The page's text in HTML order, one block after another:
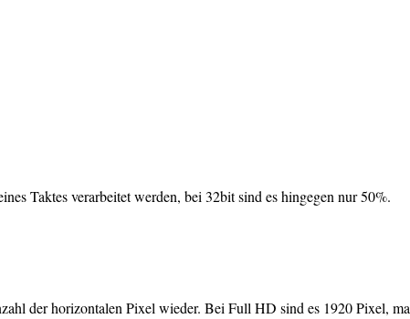
Taktes verarbeitet werden, bei 32bit sind es hingegen nur 50%.
der horizontalen Pixel wieder. Bei Full HD sind es 1920 Pixel,